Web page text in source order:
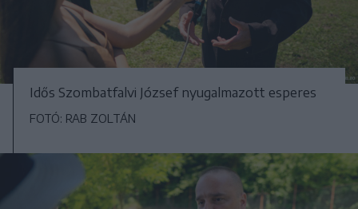
Idős Szombatfalvi József nyugalmazott esperes
FOTÓ: RAB ZOLTÁN